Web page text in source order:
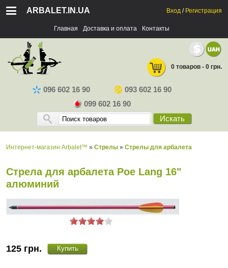
ARBALET.IN.UA
Главная Доставка и оплата Контакты
Вход / Регистрация
096 602 16 90
093 602 16 90
099 602 16 90
Искать
0 товаров - 0 грн.
Интернет-магазин Arbalet™ » Стрелы » Стрелы для арбалета
Стрела для арбалета Poe Lang 16"
алюминий
125 грн.